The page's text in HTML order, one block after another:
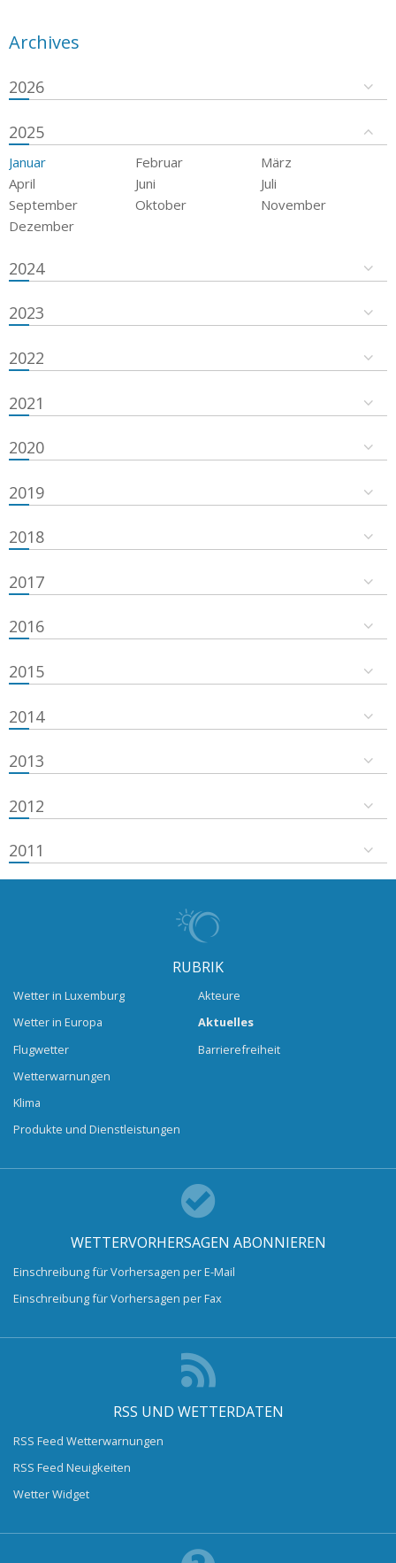
Archives
2026
2025
Januar Februar
März
April
Juni
Juli
September
Oktober
November
Dezember
2024
2023
2022
2021
2020
2019
2018
2017
2016
2015
2014
2013
2012
2011
RUBRIK
Wetter in Luxemburg
Wetter in Europa
Flugwetter
Wetterwarnungen
Klima
Produkte und Dienstleistungen
Akteure
Aktuelles
Barrierefreiheit
WETTERVORHERSAGEN ABONNIEREN
Einschreibung für Vorhersagen per E-Mail
Einschreibung für Vorhersagen per Fax
RSS UND WETTERDATEN
RSS Feed Wetterwarnungen
RSS Feed Neuigkeiten
Wetter Widget